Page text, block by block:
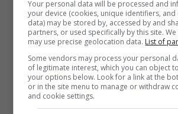
Bioshock 2 remastered e Deus
– Geekit.it
Altri titoli da non
Your personal data will be processed and
your device (cookies, unique identifiers, and
data) may be stored by, accessed by and
partners, or used specifically by this site.
may use precise geolocation data. List of
Some vendors may process your personal
of legitimate interest, which you can object
your options below. Look for a link at the
or in the site menu to manage or withdraw
and cookie settings.